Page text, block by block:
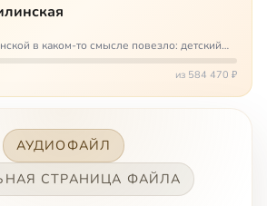
в каком-то смысле повезло: детский
паралич зацепил её не очень сильно. Но
диагноз и есть немалые проблемы – Маша
из 584 470 ₽
АУДИОФАЙЛ
СТРАНИЦА ФАЙЛА